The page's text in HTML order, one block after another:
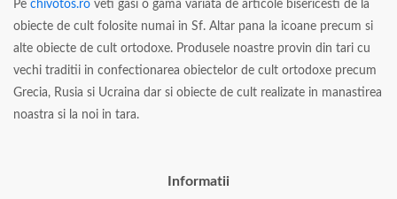
Pe chivotos.ro veti gasi o gama variata de articole bisericesti de la
obiecte de cult folosite numai in Sf. Altar pana la icoane precum si
alte obiecte de cult ortodoxe. Produsele noastre provin din tari cu
vechi traditii in confectionarea obiectelor de cult ortodoxe precum
Grecia, Rusia si Ucraina dar si obiecte de cult realizate in manastirea
noastra si la noi in tara.
Informatii